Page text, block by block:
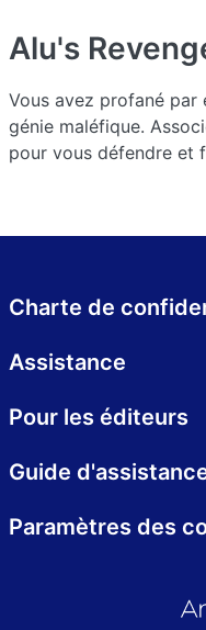
Alu's
Vous avez profané par
génie maléfique.
pour vous défendre et
Charte de
Assistance
Pour les éditeurs
Guide
Paramètres des